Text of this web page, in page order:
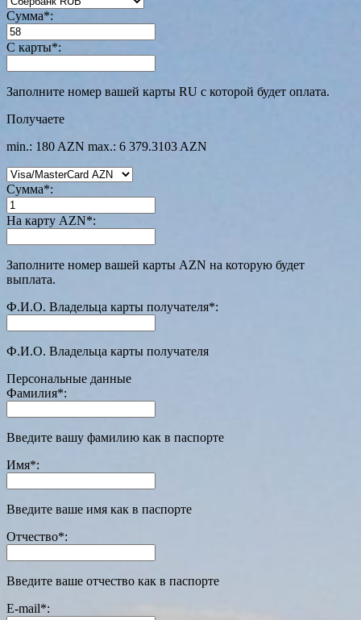
Сумма*:
С карты*:
Заполните номер вашей карты RU с которой будет оплата.
Получаете
min.: 180 AZN max.: 6 379.3103 AZN
Сумма*:
На карту AZN*:
Заполните номер вашей карты AZN на которую будет
выплата.
Ф.И.О. Владельца карты получателя*:
Ф.И.О. Владельца карты получателя
Персональные данные
Фамилия*:
Введите вашу фамилию как в паспорте
Имя*:
Введите ваше имя как в паспорте
Отчество*:
Введите ваше отчество как в паспорте
E-mail*: